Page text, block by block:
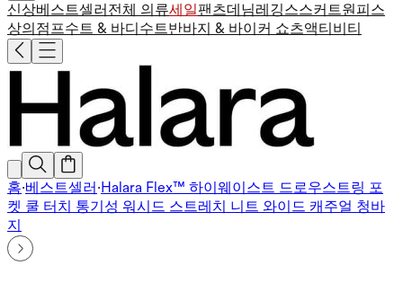
신상베스트셀러 전체 의류세일팬츠데님레깅스스커트원피스
상의 점프수트 & 바디수트반바지 & 바이커 쇼츠액티비티
홈·베스트셀러 ·Halara Flex™ 하이웨이스트 드로우스트링 포
켓 쿨 터치 통기성 워시드 스트레치 니트 와이드 캐주얼 청바
지